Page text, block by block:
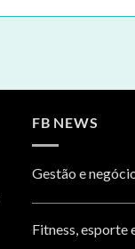
FB NEWS
Gestão e
Fitness, esporte